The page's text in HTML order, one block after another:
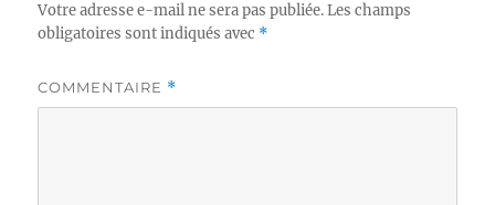
Votre adresse e-mail ne sera pas publiée. Les champs
obligatoires sont indiqués avec *
COMMENTAIRE *